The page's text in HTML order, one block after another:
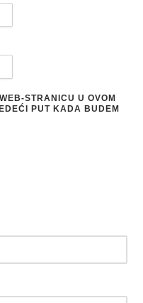
STRANICU U OVOM
PUT KADA BUDEM